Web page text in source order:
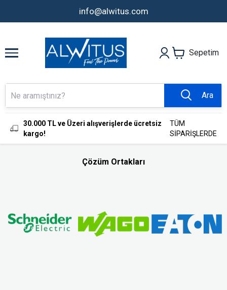
info@alwitus.com
Sepetim
Ara
30.000 TL ve Üzeri alışverişlerde ücretsiz
kargo!
TÜM
SİPARİŞLERDE
Çözüm Ortakları